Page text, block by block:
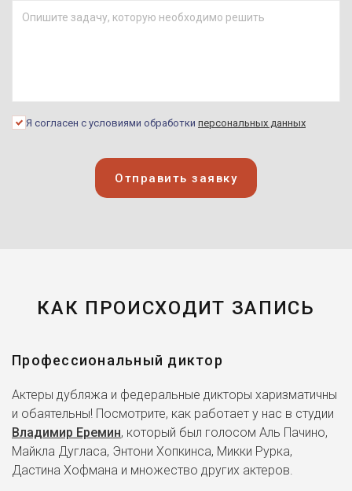
Я согласен с условиями обработки персональных данных
Отправить заявку
КАК ПРОИСХОДИТ ЗАПИСЬ
Профессиональный диктор
Актеры дубляжа и федеральные дикторы харизматичны
и обаятельны! Посмотрите, как работает у нас в студии
Владимир Еремин, который был голосом Аль Пачино,
Майкла Дугласа, Энтони Хопкинса, Микки Рурка,
Дастина Хофмана и множество других актеров.